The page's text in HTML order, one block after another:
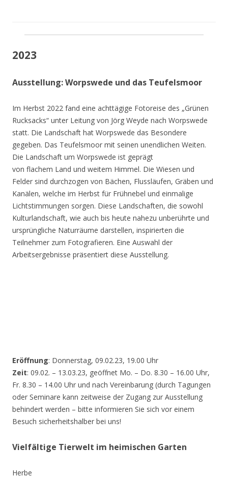
2023
Ausstellung: Worpswede und das Teufelsmoor
Im Herbst 2022 fand eine achttägige Fotoreise des „Grünen
Rucksacks“ unter Leitung von Jörg Weyde nach Worpswede
statt. Die Landschaft hat Worpswede das Besondere
gegeben. Das Teufelsmoor mit seinen unendlichen Weiten.
Die Landschaft um Worpswede ist geprägt
von flachem Land und weitem Himmel. Die Wiesen und
Felder sind durchzogen von Bächen, Flussläufen, Gräben und
Kanälen, welche im Herbst für Frühnebel und einmalige
Lichtstimmungen sorgen. Diese Landschaften, die sowohl
Kulturlandschaft, wie auch bis heute nahezu unberührte und
ursprüngliche Naturräume darstellen, inspirierten die
Teilnehmer zum Fotografieren. Eine Auswahl der
Arbeitsergebnisse präsentiert diese Ausstellung.
Eröffnung: Donnerstag, 09.02.23, 19.00 Uhr
Zeit: 09.02. – 13.03.23, geöffnet Mo. – Do. 8.30 – 16.00 Uhr,
Fr. 8.30 – 14.00 Uhr und nach Vereinbarung (durch Tagungen
oder Seminare kann zeitweise der Zugang zur Ausstellung
behindert werden – bitte informieren Sie sich vor einem
Besuch sicherheitshalber bei uns!
Vielfältige Tierwelt im heimischen Garten
Herbe